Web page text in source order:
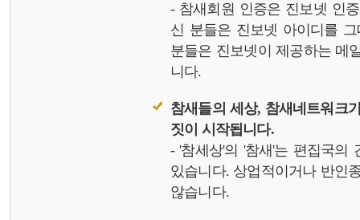
- 참새회원 인증은 진보넷 인
신 분들은 진보넷 아이디를
분들은 진보넷이 제공하는 메
니다.
참새들의 세상, 참새네트워크
짓이 시작됩니다.
- '참세상'의 '참새'는 편집국의
있습니다. 상업적이거나 반인
않습니다.